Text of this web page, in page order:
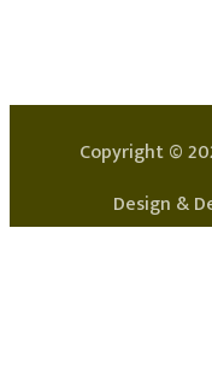
Copyright ©
Design &